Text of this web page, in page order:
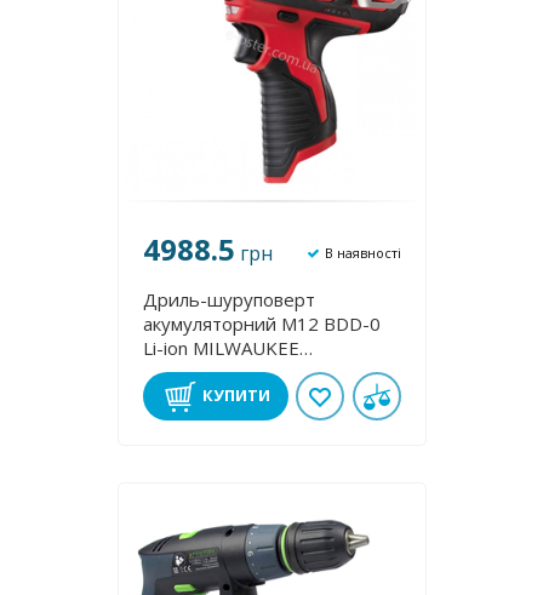
4988.5 грн В наявності
Дриль-шуруповерт
акумуляторний M12 BDD-0
Lі-іon MILWAUKEE
4933441930
КУПИТИ